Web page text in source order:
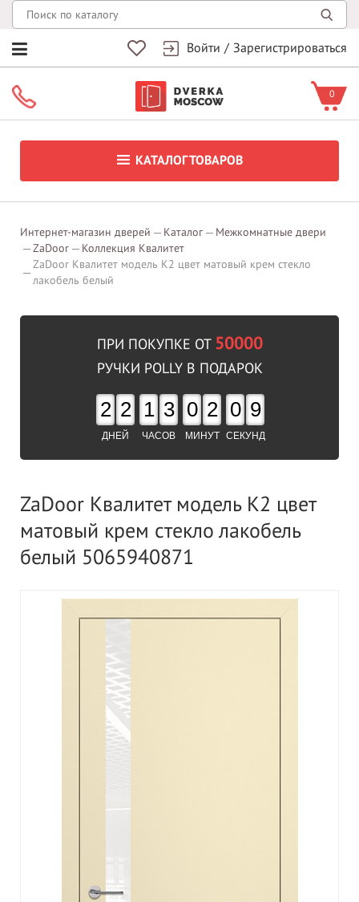
Войти / Зарегистрироваться
0
КАТАЛОГ ТОВАРОВ
Интернет-магазин дверей Каталог
Межкомнатные двери
ZaDoor
Коллекция Квалитет
ZaDoor Квалитет модель K2 цвет матовый крем стекло
лакобель белый
ПРИ ПОКУПКЕ ОТ 50000
РУЧКИ POLLY В ПОДАРОК
2 2
ДНЕЙ
1 3
ЧАСОВ
0 2
МИНУТ
0 9
СЕКУНД
ZaDoor Квалитет модель K2 цвет
матовый крем стекло лакобель
белый 5065940871